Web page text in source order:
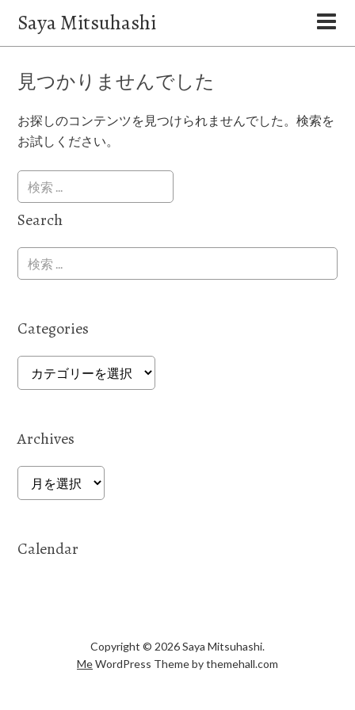
Saya Mitsuhashi
見つかりませんでした
お探しのコンテンツを見つけられませんでした。検索を
お試しください。
Search
Categories
Categories
Archives
Archives
Calendar
Copyright © 2026 Saya Mitsuhashi.
MeWordPress Theme by themehall.com